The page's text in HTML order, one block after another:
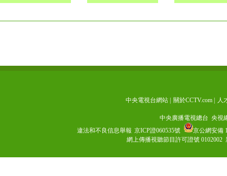
中央電視台網站 關於CCTV.com 人
中央廣播電視總台 央視
違法和不良信息舉報 京ICP證060535號
京公網安備
網上傳播視聽節目許可證號 0102002